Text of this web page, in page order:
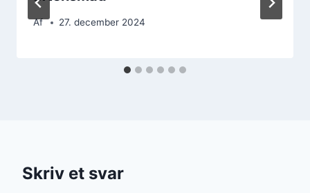
Af 27. december 2024
Skriv et svar